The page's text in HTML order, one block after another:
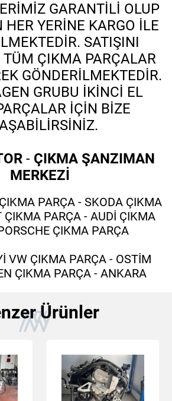
GARANTİLİ OLUP
HER YERİNE KARGO İLE
SATIŞINI
ÇIKMA PARÇALAR
GÖNDERİLMEKTEDİR.
GRUBU İKİNCİ EL
İÇİN BİZE
- ÇIKMA ŞANZIMAN
MERKEZİ
PARÇA - SKODA ÇIKMA
ÇIKMA PARÇA - AUDİ ÇIKMA
ÇIKMA PARÇA
VW ÇIKMA PARÇA - OSTİM
ÇIKMA PARÇA - ANKARA
Ürünler